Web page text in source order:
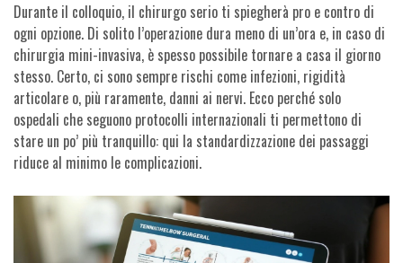
Durante il colloquio, il chirurgo serio ti spiegherà pro e contro di
ogni opzione. Di solito l’operazione dura meno di un’ora e, in caso di
chirurgia mini-invasiva, è spesso possibile tornare a casa il giorno
stesso. Certo, ci sono sempre rischi come infezioni, rigidità
articolare o, più raramente, danni ai nervi. Ecco perché solo
ospedali che seguono protocolli internazionali ti permettono di
stare un po’ più tranquillo: qui la standardizzazione dei passaggi
riduce al minimo le complicazioni.